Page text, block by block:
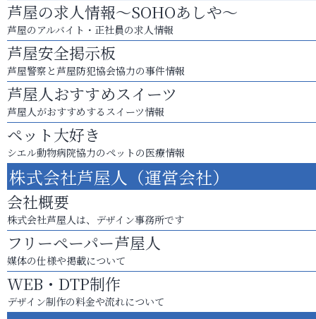
芦屋の求人情報～SOHOあしや～
芦屋のアルバイト・正社員の求人情報
芦屋安全掲示板
芦屋警察と芦屋防犯協会協力の事件情報
芦屋人おすすめスイーツ
芦屋人がおすすめするスイーツ情報
ペット大好き
シエル動物病院協力のペットの医療情報
株式会社芦屋人（運営会社）
会社概要
株式会社芦屋人は、デザイン事務所です
フリーペーパー芦屋人
媒体の仕様や掲載について
WEB・DTP制作
デザイン制作の料金や流れについて